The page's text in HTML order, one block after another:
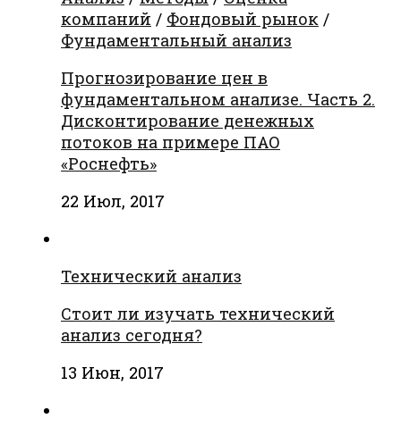
компаний / Фондовый рынок /
Фундаментальный анализ
Прогнозирование цен в
фундаментальном анализе. Часть 2.
Дисконтирование денежных
потоков на примере ПАО
«Роснефть»
22 Июл, 2017
Технический анализ
Стоит ли изучать технический
анализ сегодня?
13 Июн, 2017